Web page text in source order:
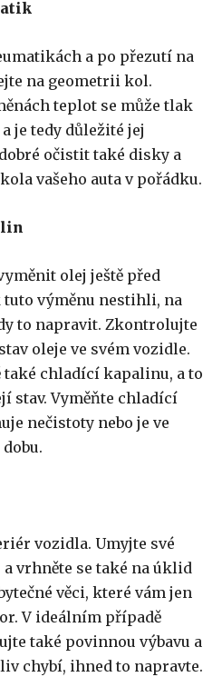
a po přezutí na
na geometrii kol.
teplot se může tlak
je tedy důležité jej
očistit také disky a
vašeho auta v pořádku.
olej ještě před
tuto výměnu nestihli, na
to napravit. Zkontrolujte
oleje ve svém vozidle.
chladící kapalinu, a to
stav. Vyměňte chladící
nečistoty nebo je ve
vozidla. Umyjte své
vrhněte se také na úklid
věci, které vám jen
V ideálním případě
také povinnou výbavu a
chybí, ihned to napravte.